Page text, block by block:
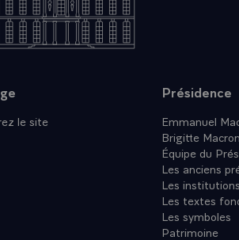
le site
Présidence
Emmanuel
Brigitte Macron
Équipe du
Les anciens
Les institutions
Les textes
Les symboles
Patrimoine